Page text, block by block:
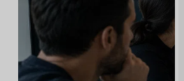
las decisiones
corporativas, posiciona
a…